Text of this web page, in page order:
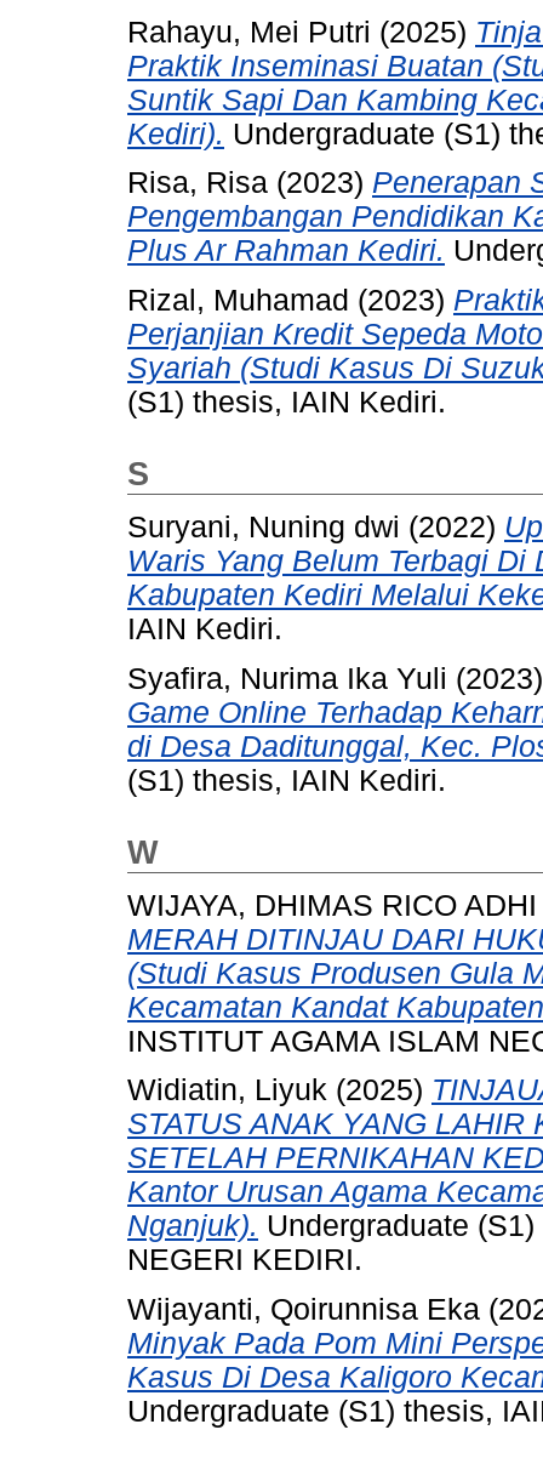
Rahayu, Mei Putri (2025)
Praktik Inseminasi Buatan
Suntik Sapi Dan Kambing
Kediri). Undergraduate (S1)
Risa, Risa (2023) Penerapan
Pengembangan Pendidikan
Plus Ar Rahman Kediri.
Rizal, Muhamad (2023)
Perjanjian Kredit Sepeda
Syariah (Studi Kasus Di
(S1) thesis, IAIN Kediri.
S
Suryani, Nuning dwi (2022)
Waris Yang Belum Terbagi
Kabupaten Kediri Melalui
IAIN Kediri.
Syafira, Nurima Ika Yuli
Game Online Terhadap
di Desa Daditunggal, Kec.
(S1) thesis, IAIN Kediri.
W
WIJAYA, DHIMAS RICO ADHI
MERAH DITINJAU DARI
(Studi Kasus Produsen Gula
Kecamatan Kandat
INSTITUT AGAMA ISLAM
Widiatin, Liyuk (2025)
STATUS ANAK YANG
SETELAH PERNIKAHAN
Kantor Urusan Agama
Nganjuk). Undergraduate
NEGERI KEDIRI.
Wijayanti, Qoirunnisa Eka
Minyak Pada Pom Mini
Kasus Di Desa Kaligoro
Undergraduate (S1) thesis,